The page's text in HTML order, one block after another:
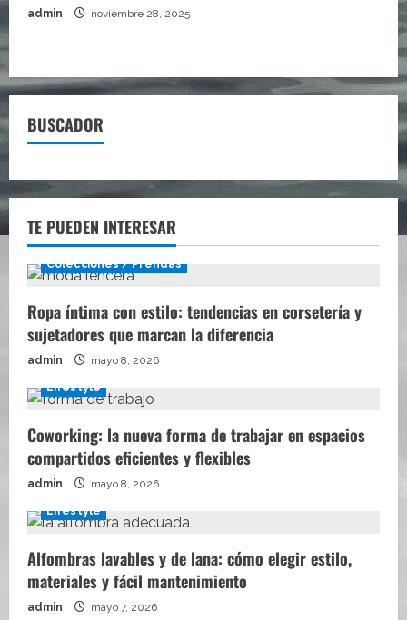
admin noviembre 28, 2025
BUSCADOR
TE PUEDEN INTERESAR
Colecciones / Prendas
Ropa íntima con estilo: tendencias en corsetería y
sujetadores que marcan la diferencia
admin mayo 8, 2026
Lifestyle
Coworking: la nueva forma de trabajar en espacios
compartidos eficientes y flexibles
admin mayo 8, 2026
Lifestyle
Alfombras lavables y de lana: cómo elegir estilo,
materiales y fácil mantenimiento
admin mayo 7, 2026